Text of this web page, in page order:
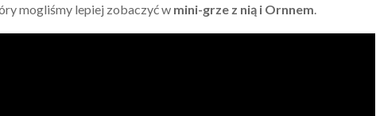
mogliśmy lepiej zobaczyć w mini-grze z nią i Ornnem